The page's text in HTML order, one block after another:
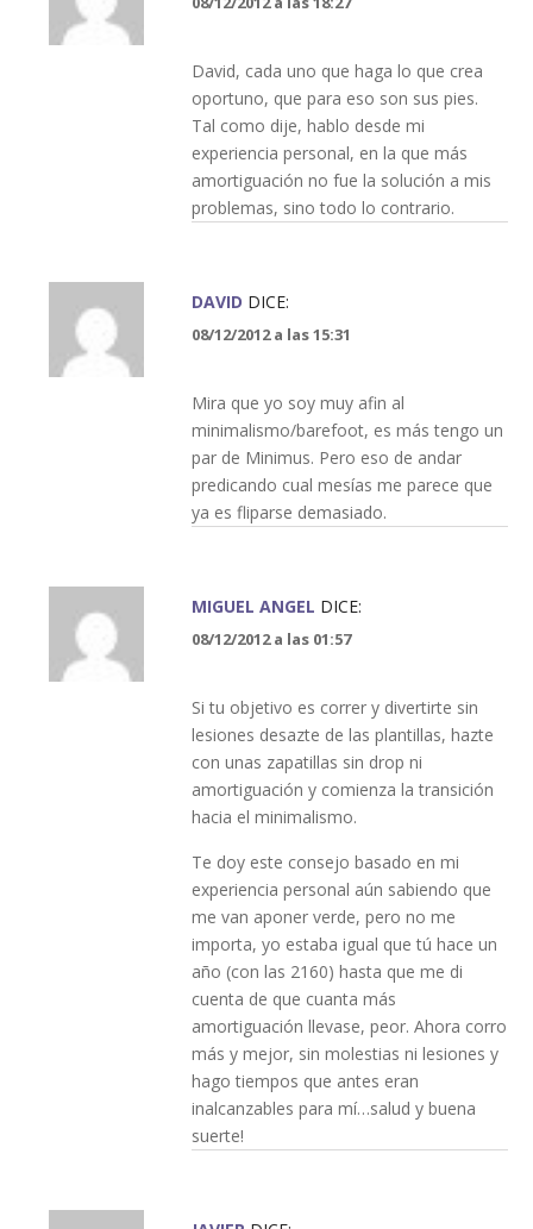
David, cada uno que haga lo que crea
oportuno, que para eso son sus pies.
Tal como dije, hablo desde mi
experiencia personal, en la que más
amortiguación no fue la solución a mis
problemas, sino todo lo contrario.
DAVID DICE:
08/12/2012 a las 15:31
Mira que yo soy muy afin al
minimalismo/barefoot, es más tengo un
par de Minimus. Pero eso de andar
predicando cual mesías me parece que
ya es fliparse demasiado.
MIGUEL ANGEL DICE:
08/12/2012 a las 01:57
Si tu objetivo es correr y divertirte sin
lesiones desazte de las plantillas, hazte
con unas zapatillas sin drop ni
amortiguación y comienza la transición
hacia el minimalismo.
Te doy este consejo basado en mi
experiencia personal aún sabiendo que
me van aponer verde, pero no me
importa, yo estaba igual que tú hace un
año (con las 2160) hasta que me di
cuenta de que cuanta más
amortiguación llevase, peor. Ahora corro
más y mejor, sin molestias ni lesiones y
hago tiempos que antes eran
inalcanzables para mí…salud y buena
suerte!